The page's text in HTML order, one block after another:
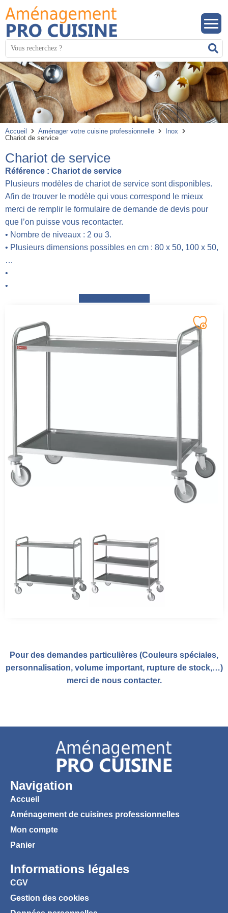
Mots
clés
:
Accueil Aménager votre cuisine professionnelle
Inox
Chariot de service
Chariot de service
Référence : Chariot de service
Plusieurs modèles de chariot de service sont disponibles.
Afin de trouver le modèle qui vous correspond le mieux
merci de remplir le formulaire de demande de devis pour
que l’on puisse vous recontacter.
• Nombre de niveaux : 2 ou 3.
• Plusieurs dimensions possibles en cm : 80 x 50, 100 x 50,
…
•
•
Pour des demandes particulières (Couleurs spéciales,
personnalisation, volume important, rupture de stock,…)
merci de nous contacter.
Navigation
Accueil
Aménagement de cuisines professionnelles
Mon compte
Panier
Informations légales
CGV
Gestion des cookies
Panneau de gestion des cookies